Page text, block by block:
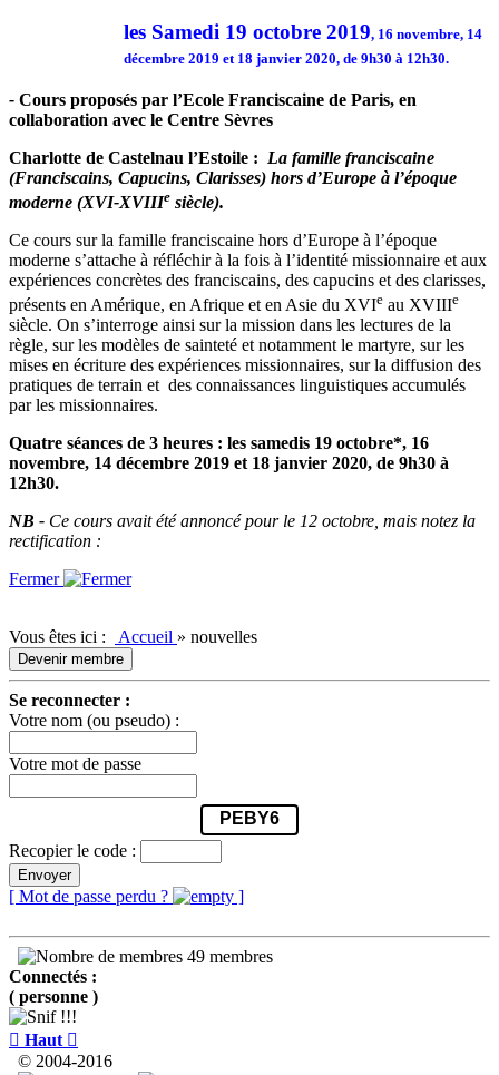
les Samedi 19 octobre 2019, 16 novembre, 14
décembre 2019 et 18 janvier 2020, de 9h30 à 12h30.
- Cours proposés par l’Ecole Franciscaine de Paris, en
collaboration avec le Centre Sèvres
Charlotte de Castelnau l’Estoile : La famille franciscaine
(Franciscains, Capucins, Clarisses) hors d’Europe à l’époque
moderne (XVI-XVIIIe siècle).
Ce cours sur la famille franciscaine hors d’Europe à l’époque
moderne s’attache à réfléchir à la fois à l’identité missionnaire et aux
expériences concrètes des franciscains, des capucins et des clarisses,
présents en Amérique, en Afrique et en Asie du XVIe au XVIIIe
siècle. On s’interroge ainsi sur la mission dans les lectures de la
règle, sur les modèles de sainteté et notamment le martyre, sur les
mises en écriture des expériences missionnaires, sur la diffusion des
pratiques de terrain et des connaissances linguistiques accumulés
par les missionnaires.
Quatre séances de 3 heures : les samedis 19 octobre*, 16
novembre, 14 décembre 2019 et 18 janvier 2020, de 9h30 à
12h30.
NB - Ce cours avait été annoncé pour le 12 octobre, mais notez la
rectification :
Fermer
Vous êtes ici : Accueil » nouvelles
Devenir membre
Se reconnecter :
Votre nom (ou pseudo) :
Votre mot de passe
PEBY6
Recopier le code :
Envoyer
[ Mot de passe perdu ? ]
49 membres
Connectés :
( personne )
 Haut 
© 2004-2016